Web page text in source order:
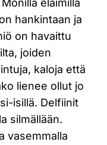
eläimillä
hankintaan ja
on havaittu
joiden
kaloja että
lienee ollut jo
isillä. Delfiinit
silmällään.
vasemmalla